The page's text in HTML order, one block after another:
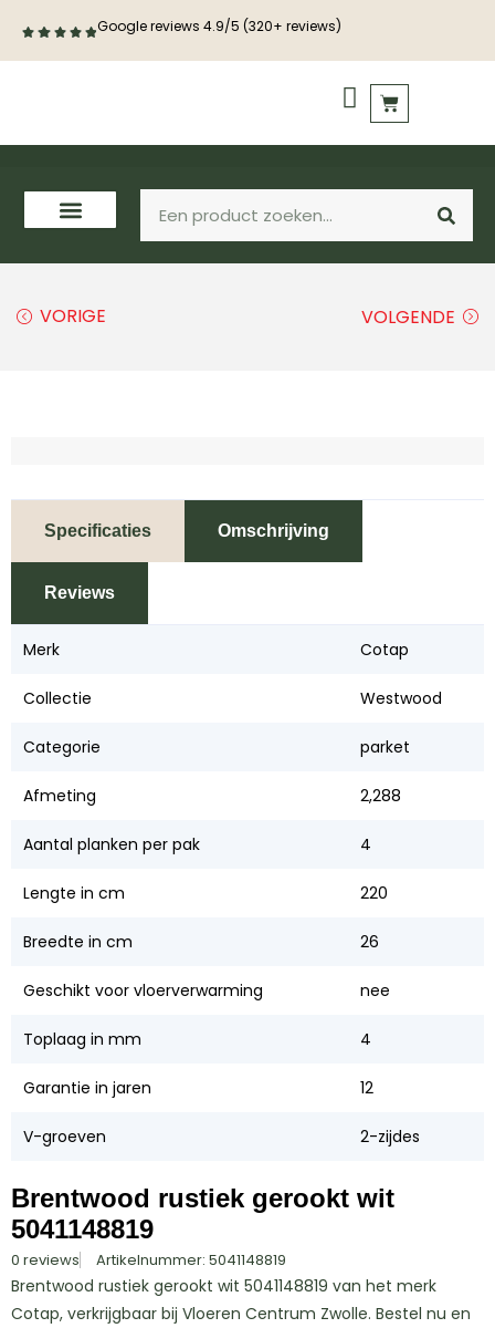
Google reviews 4.9/5 (320+ reviews)
VORIGE VOLGENDE
Specificaties Omschrijving
Reviews
Merk Cotap
Collectie Westwood
Categorie parket
Afmeting 2,288
Aantal planken per pak 4
Lengte in cm 220
Breedte in cm 26
Geschikt voor vloerverwarming nee
Toplaag in mm 4
Garantie in jaren 12
V-groeven 2-zijdes
Brentwood rustiek gerookt wit
5041148819
0 reviews Artikelnummer: 5041148819
Brentwood rustiek gerookt wit 5041148819 van het merk
Cotap, verkrijgbaar bij Vloeren Centrum Zwolle. Bestel nu en